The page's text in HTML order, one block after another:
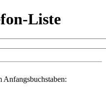
Liste
Anfangsbuchstaben: